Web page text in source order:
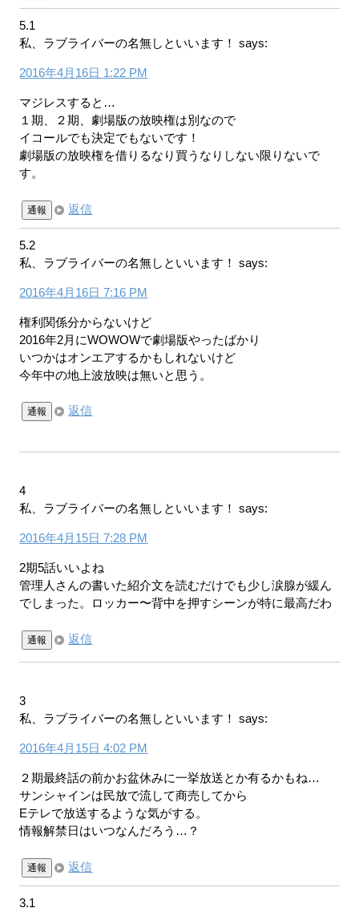
5.1
私、ラブライバーの名無しといいます！
says:
2016年4月16日 1:22 PM
マジレスすると…
１期、２期、劇場版の放映権は別なので
イコールでも決定でもないです！
劇場版の放映権を借りるなり買うなりしない限りないで
す。
通報 返信
5.2
私、ラブライバーの名無しといいます！
says:
2016年4月16日 7:16 PM
権利関係分からないけど
2016年2月にWOWOWで劇場版やったばかり
いつかはオンエアするかもしれないけど
今年中の地上波放映は無いと思う。
通報 返信
4
私、ラブライバーの名無しといいます！
says:
2016年4月15日 7:28 PM
2期5話いいよね
管理人さんの書いた紹介文を読むだけでも少し涙腺が緩ん
でしまった。ロッカー〜背中を押すシーンが特に最高だわ
通報 返信
3
私、ラブライバーの名無しといいます！
says:
2016年4月15日 4:02 PM
２期最終話の前かお盆休みに一挙放送とか有るかもね…
サンシャインは民放で流して商売してから
Eテレで放送するような気がする。
情報解禁日はいつなんだろう…？
通報 返信
3.1